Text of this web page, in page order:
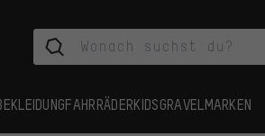
FAHRRÄDERKIDSGRAVEL MARKEN